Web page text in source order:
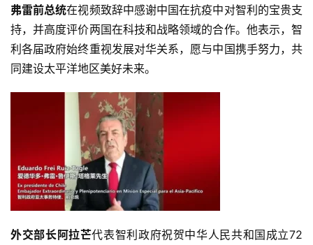
弗雷前总统在视频致辞中感谢中国在抗疫中对智利的宝贵支
持，并高度评价两国在科技和战略领域的合作。他表示，智
利各届政府始终重视发展对华关系，愿与中国携手努力，共
同建设太平洋地区美好未来。
外交部长阿拉芒代表智利政府祝贺中华人民共和国成立72